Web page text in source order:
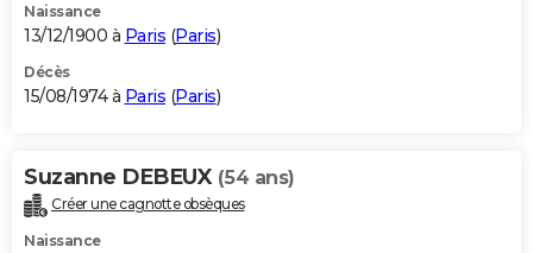
Naissance
13/12/1900 à Paris (Paris)
Décès
15/08/1974 à Paris (Paris)
Suzanne DEBEUX (54 ans)
Créer une cagnotte obsèques
Naissance